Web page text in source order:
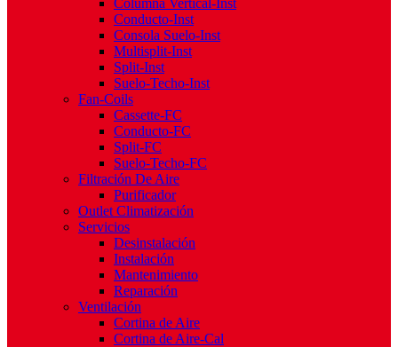
Columna Vertical-Inst
Conducto-Inst
Consola Suelo-Inst
Multisplit-Inst
Split-Inst
Suelo-Techo-Inst
Fan-Coils
Cassette-FC
Conducto-FC
Split-FC
Suelo-Techo-FC
Filtración De Aire
Purificador
Outlet Climatización
Servicios
Desinstalación
Instalación
Mantenimiento
Reparación
Ventilación
Cortina de Aire
Cortina de Aire-Cal